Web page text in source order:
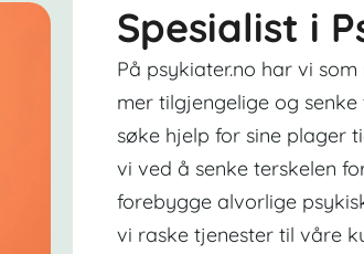
Spesialist i
På psykiater.no har vi
mer tilgjengelige og
søke hjelp for sine plager
vi ved å senke terskelen
forebygge alvorlige
vi raske tjenester til våre